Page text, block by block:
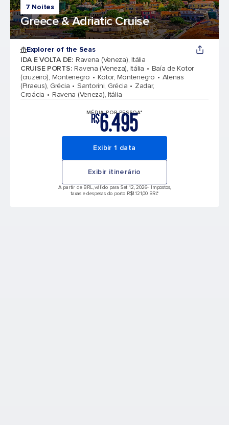
7 Noites
Greece & Adriatic Cruise
Explorer of the Seas
IDA E VOLTA DE: Ravena (Veneza), Itália
CRUISE PORTS: Ravena (Veneza), Itália
Baía de Kotor
(cruzeiro), Montenegro
Kotor, Montenegro
Atenas
(Piraeus), Grécia
Santorini, Grécia
Zadar,
Croácia
Ravena (Veneza), Itália
MÉDIA POR PESSOA*
R$6.495
Exibir 1 data
Exibir itinerário
A partir de BRL, válido para Set 12, 2026+ Impostos,
taxas e despesas do porto R$1.121,00 BRL*